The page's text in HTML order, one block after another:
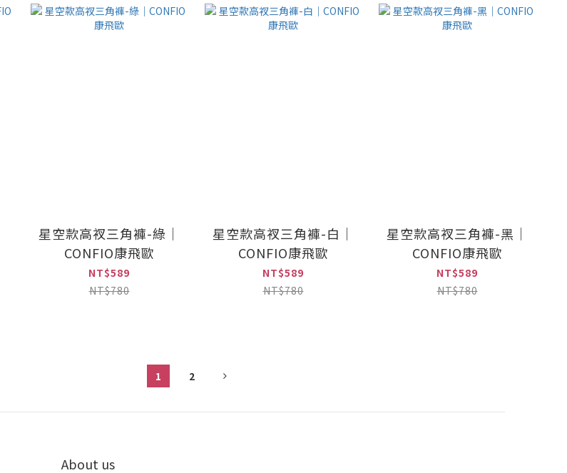
星空款高衩三角褲-綠｜
CONFIO康飛歐
NT$589
NT$780
星空款高衩三角褲-白｜
CONFIO康飛歐
NT$589
NT$780
星空款高衩三角褲-黑｜
CONFIO康飛歐
NT$589
NT$780
1 2
About us